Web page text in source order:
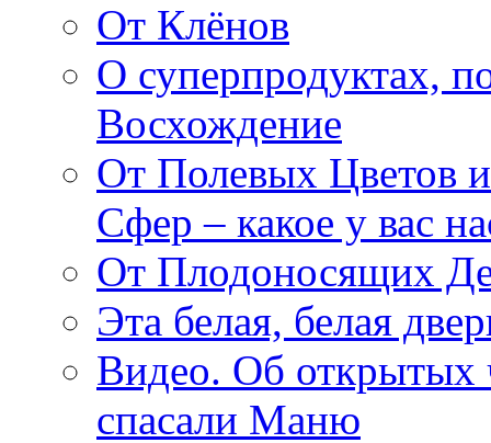
От Клёнов
О суперпродуктах,
Восхождение
От Полевых Цветов
Сфер – какое у вас
От Плодоносящих
Эта белая, белая
Видео. Об открытых
спасали Маню